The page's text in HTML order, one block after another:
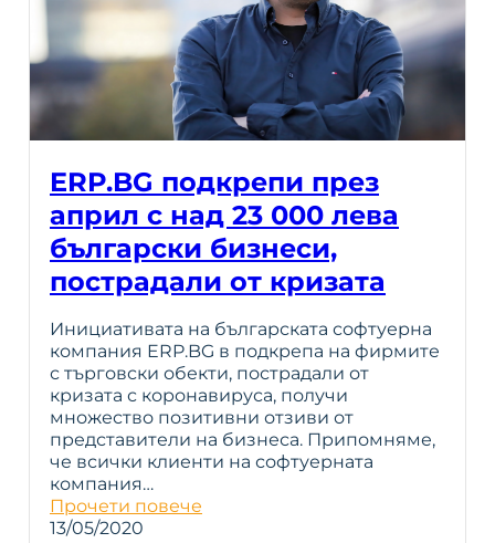
ERP.BG подкрепи през
април с над 23 000 лева
български бизнеси,
пострадали от кризата
Инициативата на българската софтуерна
компания ERP.BG в подкрепа на фирмите
с търговски обекти, пострадали от
кризата с коронавируса, получи
множество позитивни отзиви от
представители на бизнеса. Припомняме,
че всички клиенти на софтуерната
компания…
Прочети повече
13/05/2020